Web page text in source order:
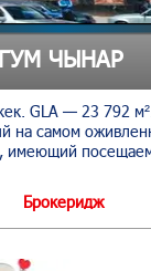
ГУМ ЧЫНАР
GLA — 23 792 м².
на самом
имеющий
Брокеридж